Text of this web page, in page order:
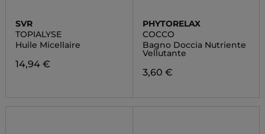
SVR
TOPIALYSE
Huile Micellaire
14,94 €
PHYTORELAX
COCCO
Bagno Doccia Nutriente
Vellutante
3,60 €